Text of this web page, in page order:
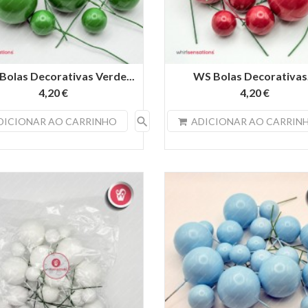
Decorativas Verde...
4,20 €
AO CARRINHO search
WS Bolas
4,20 €
ADICIONAR AO